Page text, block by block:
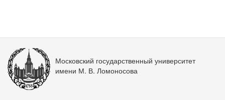
Московский государственный университет
имени М. В. Ломоносова